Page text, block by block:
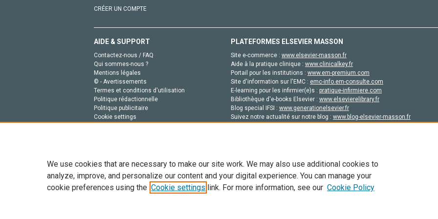
CRÉER UN COMPTE
AIDE & SUPPORT
Contactez-nous / FAQ
Qui sommes-nous ?
Mentions légales
© - Avertissements
Termes et conditions d'utilisation
Politique rédactionnelle
Politique publicitaire
Cookie settings
PLATEFORMES ELSEVIER MASSON
Site e-commerce : www.elsevier-masson.fr
Aide à la pratique clinique : www.clinicalkey.fr
Portail pour les institutions : www.em-premium.com
Site d'information sur l'EMC : emc-info.em-consulte.com
E-learning pour les infirmier(e)s : pratique-infirmiere.com
Bibliothèque d'e-books Elsevier : www.elsevierelibrary.fr
Blog special IFSI : www.generationelsevier.fr
Suivez notre actualité sur notre blog : www.blog-elsevier-masson.fr
Tout le contenu de ce site: Copyright © 2026 Elsevier, ses concédants de licence et ses contributeurs. Tout les droits sont réservés,
de données, a la formation en IA et aux technologies similaires. Pour tout contenu en libre accès, les conditions de licence
We use cookies that are necessary to make our site work. We may also use additional cookies to
analyze, improve, and personalize our content and your digital experience. You can manage your
cookie preferences using the Cookie settings link. For more information, see our Cookie Policy